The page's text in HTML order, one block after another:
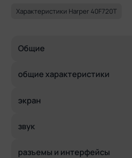
Характеристики Harper 40F720T
Общие
общие характеристики
экран
звук
разъемы и интерфейсы